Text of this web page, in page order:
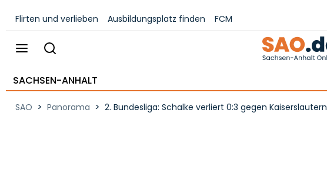
Flirten und verlieben Ausbildungsplatz finden FCM
SACHSEN-ANHALT
SAO > Panorama > 2. Bundesliga: Schalke verliert 0:3 gegen Kaiserslautern